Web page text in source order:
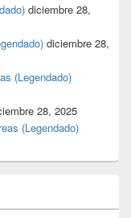
diciembre 28,
diciembre 28,
(Legendado)
28, 2025
(Legendado)